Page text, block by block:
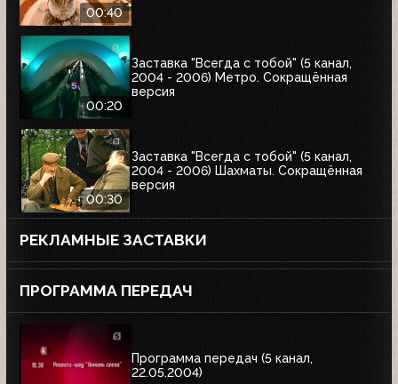
00:40
00:20
Заставка "Всегда с тобой" (5 канал,
2004 - 2006) Метро. Сокращённая
версия
00:30
Заставка "Всегда с тобой" (5 канал,
2004 - 2006) Шахматы. Сокращённая
версия
РЕКЛАМНЫЕ ЗАСТАВКИ
ПРОГРАММА ПЕРЕДАЧ
Программа передач (5 канал,
22.05.2004)